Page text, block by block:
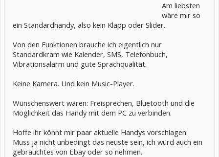
Am liebsten
wäre mir so
ein Standardhandy, also kein Klapp oder Slider.
Von den Funktionen brauche ich eigentlich nur
Standardkram wie Kalender, SMS, Telefonbuch,
Vibrationsalarm und gute Sprachqualität.
Keine Kamera. Und kein Music-Player.
Wünschenswert wären: Freisprechen, Bluetooth und die
Möglichkeit das Handy mit dem PC zu verbinden.
Hoffe ihr könnt mir paar aktuelle Handys vorschlagen.
Muss ja nicht unbedingt das neuste sein, ich würd auch ein
gebrauchtes von Ebay oder so nehmen.